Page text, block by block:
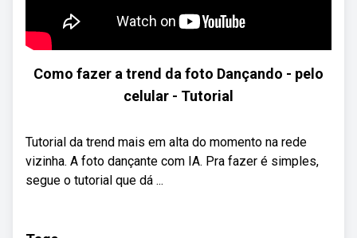
Como fazer a trend da foto Dançando - pelo
celular - Tutorial
Tutorial da trend mais em alta do momento na rede
vizinha. A foto dançante com IA. Pra fazer é simples,
segue o tutorial que dá ...